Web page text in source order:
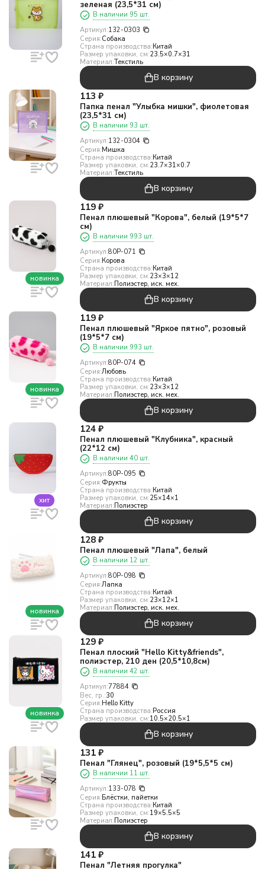
зеленая (23,5*31 см)
В наличии 95 шт.
Артикул:132-0303
Серия:Собака
Страна производства:Китай
Размер упаковки, см:23.5×0.7×31
Материал:Текстиль
В корзину
113 ₽
Папка пенал "Улыбка мишки", фиолетовая
(23,5*31 см)
В наличии 93 шт.
Артикул:132-0304
Серия:Мишка
Страна производства:Китай
Размер упаковки, см:23.7×31×0.7
Материал:Текстиль
В корзину
новинка
119 ₽
Пенал плюшевый "Корова", белый (19*5*7
см)
В наличии 993 шт.
Артикул:80P-071
Серия:Корова
Страна производства:Китай
Размер упаковки, см:23×3×12
Материал:Полиэстер, иск. мех.
В корзину
новинка
119 ₽
Пенал плюшевый "Яркое пятно", розовый
(19*5*7 см)
В наличии 993 шт.
Артикул:80P-074
Серия:Любовь
Страна производства:Китай
Размер упаковки, см:23×3×12
Материал:Полиэстер, иск. мех.
В корзину
хит
124 ₽
Пенал плюшевый "Клубника", красный
(22*12 см)
В наличии 40 шт.
Артикул:80P-095
Серия:Фрукты
Страна производства:Китай
Размер упаковки, см:25×14×1
Материал:Полиэстер
В корзину
новинка
128 ₽
Пенал плюшевый "Лапа", белый
В наличии 12 шт.
Артикул:80P-098
Серия:Лапка
Страна производства:Китай
Размер упаковки, см:23×12×1
Материал:Полиэстер, иск. мех.
В корзину
новинка
129 ₽
Пенал плоский "Hello Kitty&friends",
полиэстер, 210 ден (20,5*10,8см)
В наличии 42 шт.
Артикул:77884
Вес, гр.:30
Серия:Hello Kitty
Страна производства:Россия
Размер упаковки, см:10.5×20.5×1
В корзину
131 ₽
Пенал "Глянец", розовый (19*5,5*5 см)
В наличии 11 шт.
Артикул:133-078
Серия:Блёстки, пайетки
Страна производства:Китай
Размер упаковки, см:19×5.5×5
Материал:Полиэстер
В корзину
141 ₽
Пенал "Летняя прогулка"